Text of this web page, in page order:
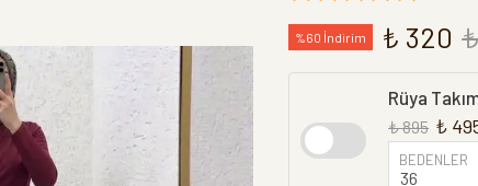
%60 İndirim ₺ 320
Rüya
₺ 895 ₺
BEDENLER